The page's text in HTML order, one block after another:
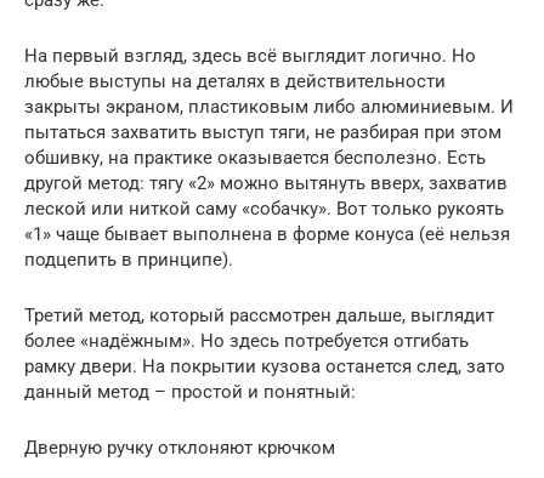
На первый взгляд, здесь всё выглядит логично. Но
любые выступы на деталях в действительности
закрыты экраном, пластиковым либо алюминиевым. И
пытаться захватить выступ тяги, не разбирая при этом
обшивку, на практике оказывается бесполезно. Есть
другой метод: тягу «2» можно вытянуть вверх, захватив
леской или ниткой саму «собачку». Вот только рукоять
«1» чаще бывает выполнена в форме конуса (её нельзя
подцепить в принципе).
Третий метод, который рассмотрен дальше, выглядит
более «надёжным». Но здесь потребуется отгибать
рамку двери. На покрытии кузова останется след, зато
данный метод – простой и понятный:
Дверную ручку отклоняют крючком